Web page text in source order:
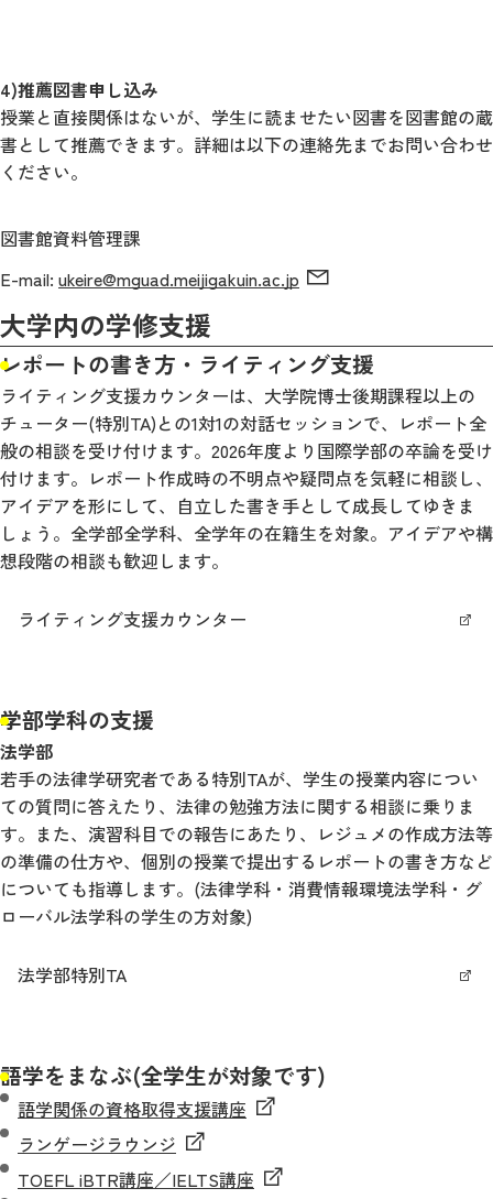
4)推薦図書申し込み
授業と直接関係はないが、学生に読ませたい図書を図書館の蔵
書として推薦できます。詳細は以下の連絡先までお問い合わせ
ください。
図書館資料管理課
E-mail: ukeire@mguad.meijigakuin.ac.jp
大学内の学修支援
レポートの書き方・ライティング支援
ライティング支援カウンターは、大学院博士後期課程以上の
チューター(特別TA)との1対1の対話セッションで、レポート全
般の相談を受け付けます。2026年度より国際学部の卒論を受け
付けます。レポート作成時の不明点や疑問点を気軽に相談し、
アイデアを形にして、自立した書き手として成長してゆきま
しょう。全学部全学科、全学年の在籍生を対象。アイデアや構
想段階の相談も歓迎します。
ライティング支援カウンター
学部学科の支援
法学部
若手の法律学研究者である特別TAが、学生の授業内容につい
ての質問に答えたり、法律の勉強方法に関する相談に乗りま
す。また、演習科目での報告にあたり、レジュメの作成方法等
の準備の仕方や、個別の授業で提出するレポートの書き方など
についても指導します。(法律学科・消費情報環境法学科・グ
ローバル法学科の学生の方対象)
法学部特別TA
語学をまなぶ(全学生が対象です)
語学関係の資格取得支援講座
ランゲージラウンジ
TOEFL iBTR講座／IELTS講座